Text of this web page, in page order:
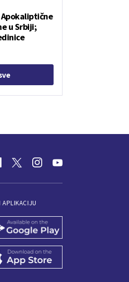
u Srbiji;
APLIKACIJU